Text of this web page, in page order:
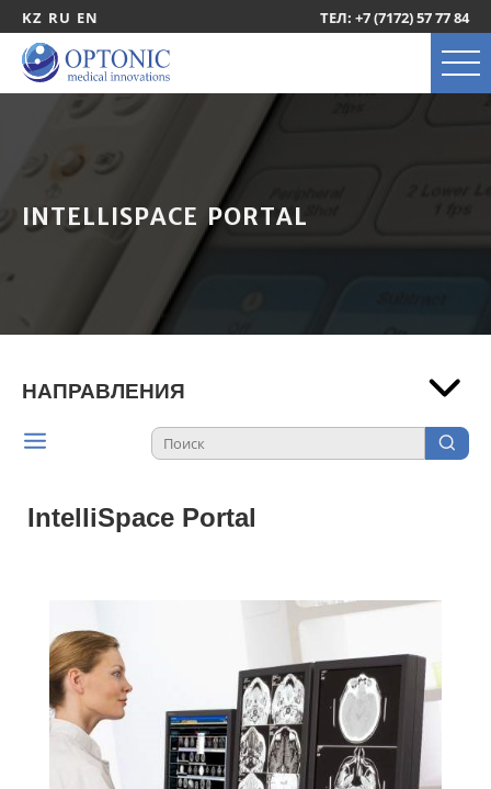
KZ RU EN ТЕЛ: +7 (7172) 57 77 84
INTELLISPACE PORTAL
НАПРАВЛЕНИЯ
IntelliSpace Portal